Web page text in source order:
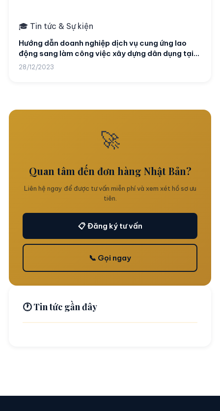
🎓 Tin tức & Sự kiện
Hướng dẫn doanh nghiệp dịch vụ cung ứng lao
động sang làm công việc xây dựng dân dụng tại
Đài Loan (Trung Quốc)
28/12/2023
🚀
Quan tâm đến đơn hàng Nhật Bản?
Liên hệ ngay để được tư vấn miễn phí và xem xét hồ sơ ưu
tiên.
📋 Đăng ký tư vấn
📞 Gọi ngay
🕐 Tin tức gần đây